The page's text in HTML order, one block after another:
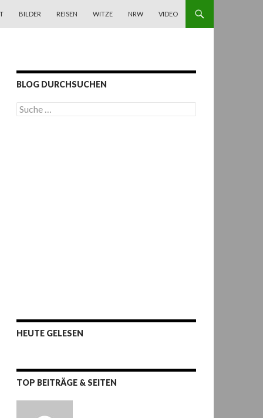
BILDER REISEN WITZE NRW VIDEO
BLOG DURCHSUCHEN
S
u
HEUTE GELESEN
TOP BEITRÄGE & SEITEN